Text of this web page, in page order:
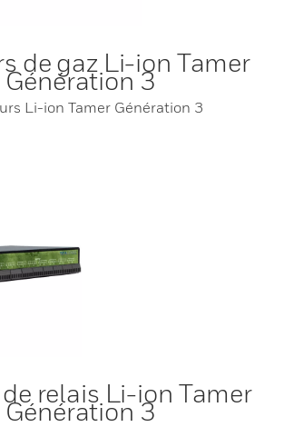
de gaz Li-ion Tamer
Génération 3
Li-ion Tamer Génération 3
relais Li-ion Tamer
Génération 3